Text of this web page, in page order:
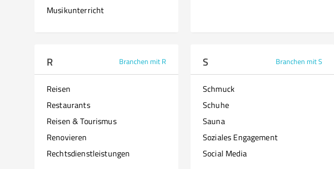
Musikunterricht
R Branchen mit R
Reisen
Restaurants
Reisen & Tourismus
Renovieren
Rechtsdienstleistungen
S Branchen mit S
Schmuck
Schuhe
Sauna
Soziales Engagement
Social Media